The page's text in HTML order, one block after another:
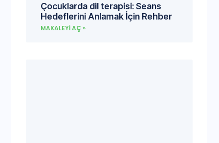
Çocuklarda dil terapisi: Seans
Hedeflerini Anlamak İçin Rehber
MAKALEYI AÇ »